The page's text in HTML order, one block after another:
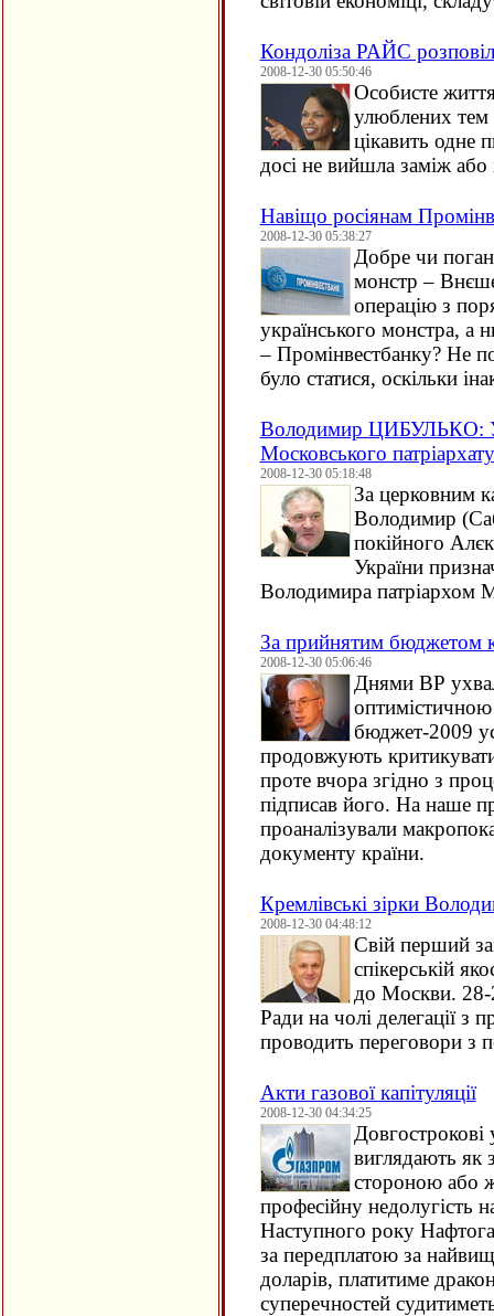
Кондоліза РАЙС
2008-12-30 05:50:46
Особисте
улюблених тем
цікавить одне
досі не вийшла заміж
Навіщо росіянам
2008-12-30 05:38:27
Добре чи
монстр –
операцію з
українського монстра, а
– Промінвестбанку? Не
було статися, оскільки
Володимир ЦИБУЛЬКО:
Московського патріархату
2008-12-30 05:18:48
За церковним
Володимир
покійного
України
Володимира патріархом
За прийнятим бюджетом
2008-12-30 05:06:46
Днями ВР
бюджет-2009
продовжують
проте вчора згідно з
підписав його. На наше
проаналізували
документу країни.
Кремлівські зірки
2008-12-30 04:48:12
Свій перший
спікерській
до Москви. 28-
Ради на чолі делегації з
проводить переговори з
Акти газової капітуляції
2008-12-30 04:34:25
Довгострокові
виглядають як
стороною або
професійну недолугість
Наступного року
за передплатою за
доларів, платитиме
суперечностей